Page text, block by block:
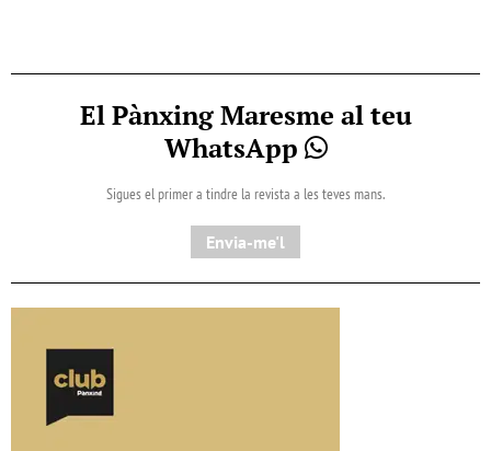
El Pànxing Maresme al teu
WhatsApp
Sigues el primer a tindre la revista a les teves mans.
Envia-me'l